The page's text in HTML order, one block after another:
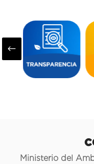
#
Ministerio del